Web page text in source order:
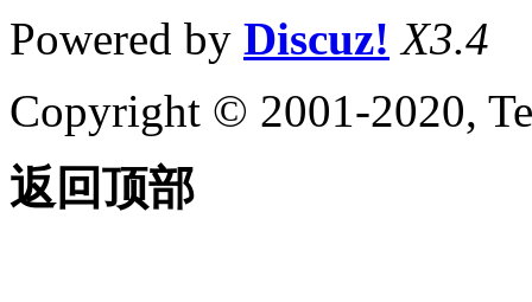
Powered by Discuz! X3.4
Copyright © 2001-2020,
返回顶部